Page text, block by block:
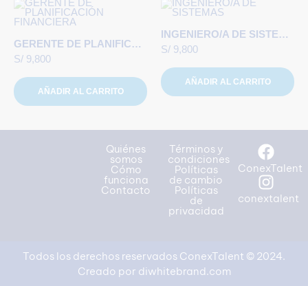
GERENTE DE PLANIFICACIÓN FINANCIERA
S/ 9,800
AÑADIR AL CARRITO
INGENIERO/A DE SISTEMAS
S/ 9,800
AÑADIR AL CARRITO
Quiénes
somos
Cómo
funciona
Contacto
Términos y
condiciones
Políticas
de cambio
Políticas
de
privacidad
ConexTalent
conextalent
Todos los derechos reservados ConexTalent © 2024.
Creado por diwhitebrand.com